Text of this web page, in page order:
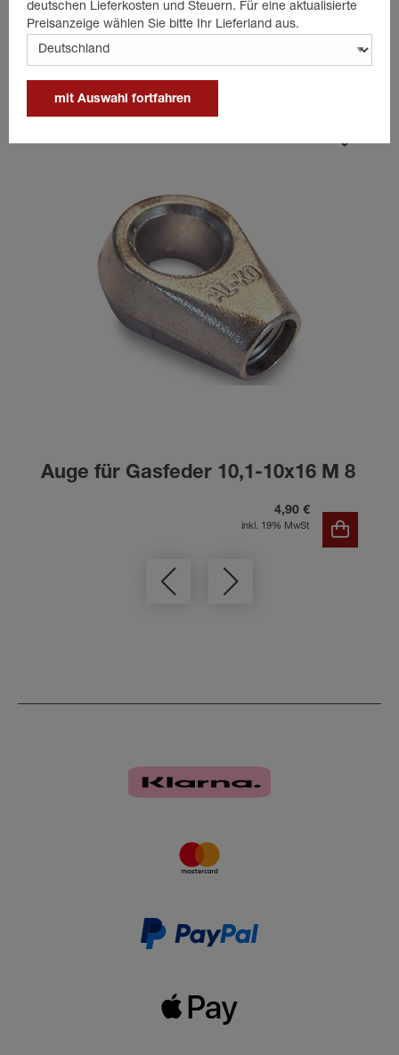
Passende Produkte
Auge für Gasfeder 10,1-10x16 M 8
4,90 €
inkl. 19% MwSt
deutschen Lieferkosten und Steuern. Für eine aktualisierte
Preisanzeige wählen Sie bitte Ihr Lieferland aus.
mit Auswahl fortfahren